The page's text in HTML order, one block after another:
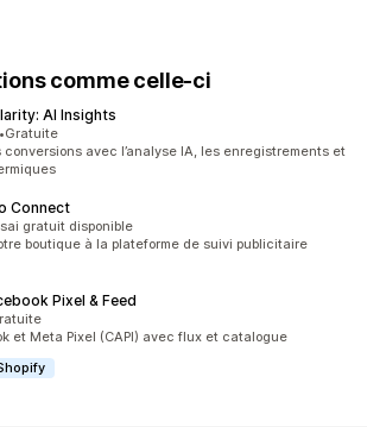
comme celle-ci
AI Insights
5
total
•Gratuite
conversions avec l’analyse IA, les enregistrements et
Connect
5 gratuit disponible
boutique à la plateforme de suivi publicitaire
Pixel & Feed
5
et Meta Pixel (CAPI) avec flux et catalogue